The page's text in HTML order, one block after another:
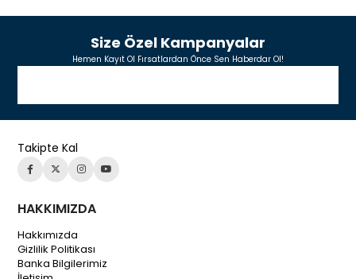
Size Özel Kampanyalar
Hemen Kayıt Ol Fırsatlardan Önce Sen Haberdar Ol!
Takipte Kal
HAKKIMIZDA
Hakkımızda
Gizlilik Politikası
Banka Bilgilerimiz